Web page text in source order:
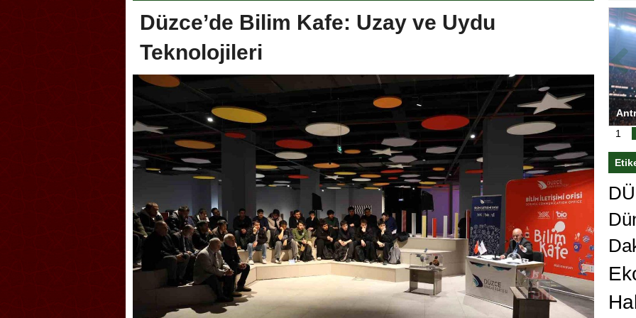
Düzce’de Bilim Kafe: Uzay ve Uydu
Teknolojileri
Akçakoca, Geleneksel Türk Okçuluğu
Şampiyonası’na ev sahipliği yapıyor
Askerlik şakası Dünya Kupası’nı
karıştırdı! Güney Kore’den sert karar
Antrenörlüğe ”Hayır” diyen Mertens,
Galatasaray’dan bakın ne istedi
1